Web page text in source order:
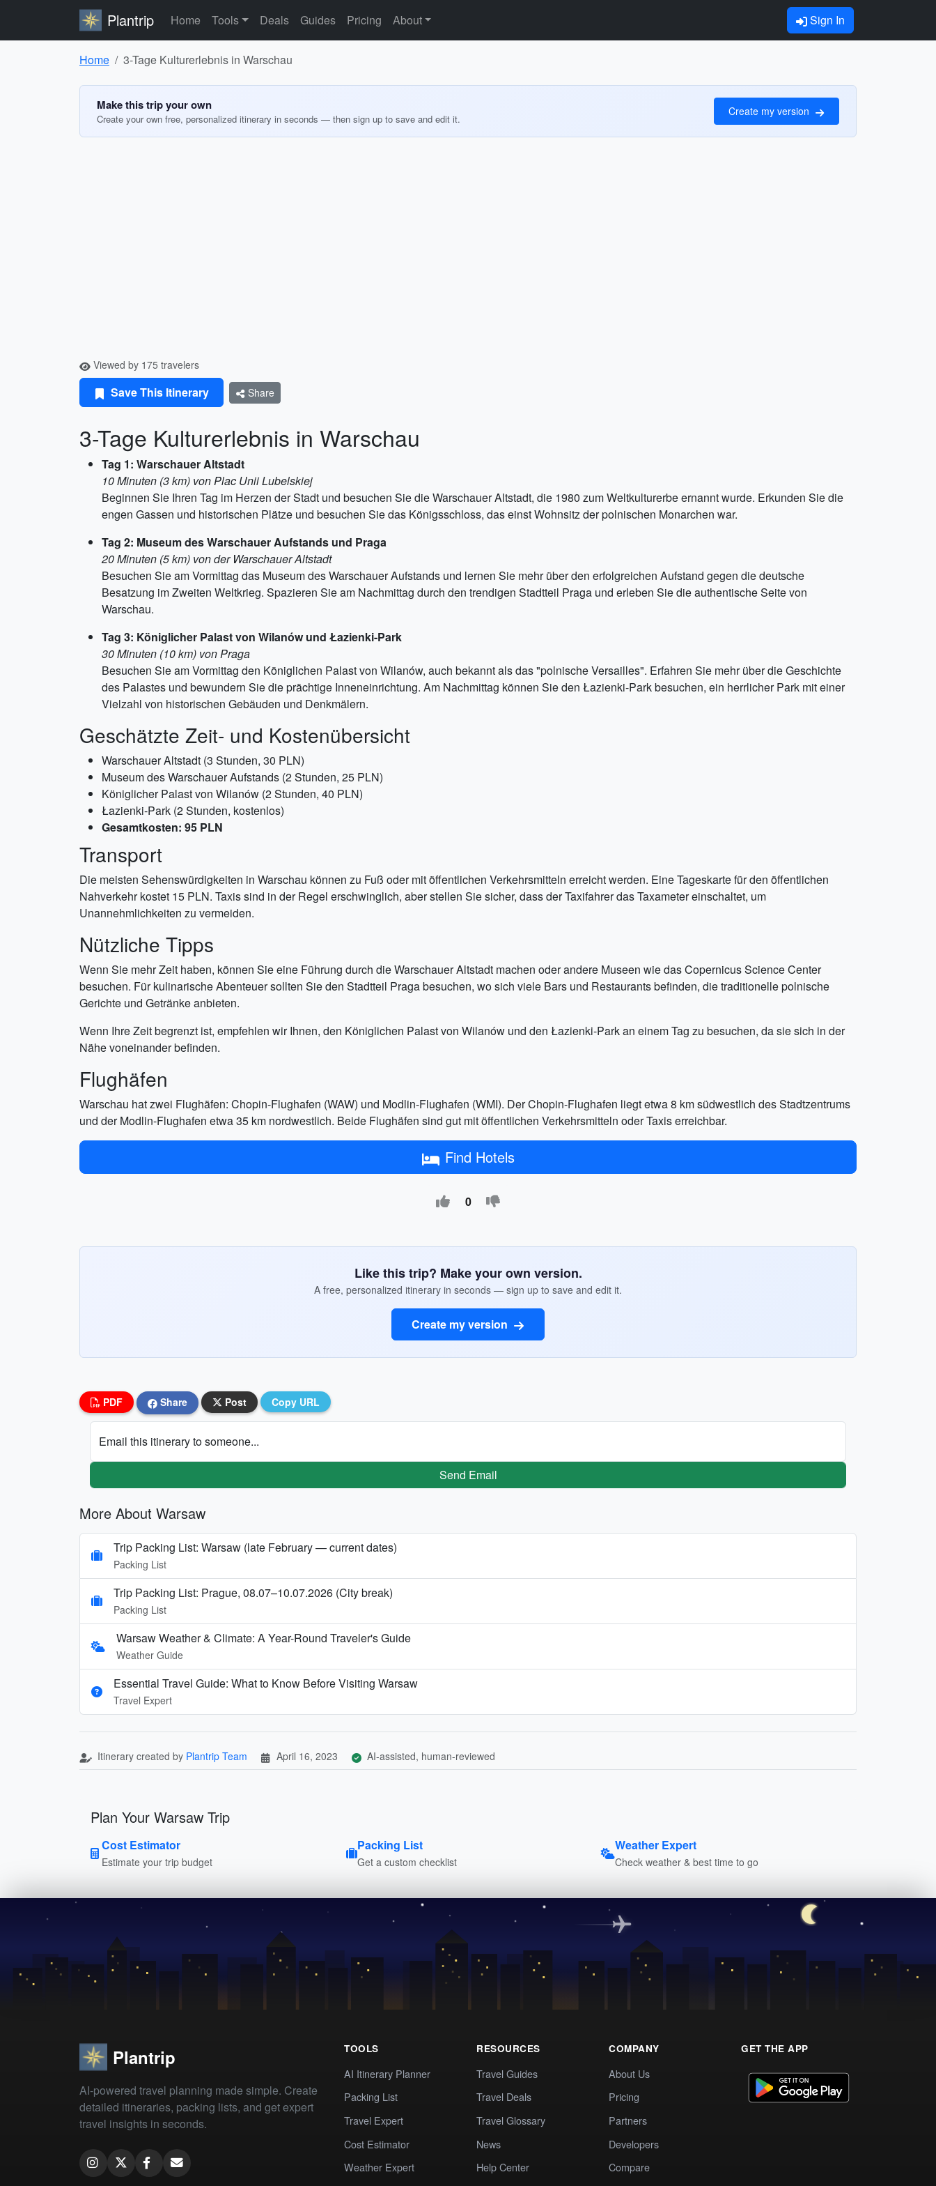
Plantrip Home Tools Deals Guides Pricing About Sign In
Home 3-Tage Kulturerlebnis in Warschau
Make this trip your own
Create your own free, personalized itinerary in seconds — then sign up to save and edit it.
Create my version
Viewed by 175 travelers
Save This Itinerary Share
3-Tage Kulturerlebnis in Warschau
Tag 1: Warschauer Altstadt
10 Minuten (3 km) von Plac Unii Lubelskiej
Beginnen Sie Ihren Tag im Herzen der Stadt und besuchen Sie die Warschauer Altstadt, die 1980 zum Weltkulturerbe ernannt wurde. Erkunden Sie die
engen Gassen und historischen Plätze und besuchen Sie das Königsschloss, das einst Wohnsitz der polnischen Monarchen war.
Tag 2: Museum des Warschauer Aufstands und Praga
20 Minuten (5 km) von der Warschauer Altstadt
Besuchen Sie am Vormittag das Museum des Warschauer Aufstands und lernen Sie mehr über den erfolgreichen Aufstand gegen die deutsche
Besatzung im Zweiten Weltkrieg. Spazieren Sie am Nachmittag durch den trendigen Stadtteil Praga und erleben Sie die authentische Seite von
Warschau.
Tag 3: Königlicher Palast von Wilanów und Łazienki-Park
30 Minuten (10 km) von Praga
Besuchen Sie am Vormittag den Königlichen Palast von Wilanów, auch bekannt als das "polnische Versailles". Erfahren Sie mehr über die Geschichte
des Palastes und bewundern Sie die prächtige Inneneinrichtung. Am Nachmittag können Sie den Łazienki-Park besuchen, ein herrlicher Park mit einer
Vielzahl von historischen Gebäuden und Denkmälern.
Geschätzte Zeit- und Kostenübersicht
Warschauer Altstadt (3 Stunden, 30 PLN)
Museum des Warschauer Aufstands (2 Stunden, 25 PLN)
Königlicher Palast von Wilanów (2 Stunden, 40 PLN)
Łazienki-Park (2 Stunden, kostenlos)
Gesamtkosten: 95 PLN
Transport
Die meisten Sehenswürdigkeiten in Warschau können zu Fuß oder mit öffentlichen Verkehrsmitteln erreicht werden. Eine Tageskarte für den öffentlichen
Nahverkehr kostet 15 PLN. Taxis sind in der Regel erschwinglich, aber stellen Sie sicher, dass der Taxifahrer das Taxameter einschaltet, um
Unannehmlichkeiten zu vermeiden.
Nützliche Tipps
Wenn Sie mehr Zeit haben, können Sie eine Führung durch die Warschauer Altstadt machen oder andere Museen wie das Copernicus Science Center
besuchen. Für kulinarische Abenteuer sollten Sie den Stadtteil Praga besuchen, wo sich viele Bars und Restaurants befinden, die traditionelle polnische
Gerichte und Getränke anbieten.
Wenn Ihre Zeit begrenzt ist, empfehlen wir Ihnen, den Königlichen Palast von Wilanów und den Łazienki-Park an einem Tag zu besuchen, da sie sich in der
Nähe voneinander befinden.
Flughäfen
Warschau hat zwei Flughäfen: Chopin-Flughafen (WAW) und Modlin-Flughafen (WMI). Der Chopin-Flughafen liegt etwa 8 km südwestlich des Stadtzentrums
und der Modlin-Flughafen etwa 35 km nordwestlich. Beide Flughäfen sind gut mit öffentlichen Verkehrsmitteln oder Taxis erreichbar.
Find Hotels
0
Like this trip? Make your own version.
A free, personalized itinerary in seconds — sign up to save and edit it.
Create my version
PDF Share Post Copy URL
Email this itinerary to someone...
Send Email
More About Warsaw
Trip Packing List: Warsaw (late February — current dates)
Packing List
Trip Packing List: Prague, 08.07–10.07.2026 (City break)
Packing List
Warsaw Weather & Climate: A Year-Round Traveler's Guide
Weather Guide
Essential Travel Guide: What to Know Before Visiting Warsaw
Travel Expert
Itinerary created by Plantrip Team April 16, 2023 AI-assisted, human-reviewed
Plan Your Warsaw Trip
Cost Estimator
Estimate your trip budget
Packing List
Get a custom checklist
Weather Expert
Check weather & best time to go
Plantrip
AI-powered travel planning made simple. Create
detailed itineraries, packing lists, and get expert
travel insights in seconds.
TOOLS
AI Itinerary Planner
Packing List
Travel Expert
Cost Estimator
Weather Expert
RESOURCES
Travel Guides
Travel Deals
Travel Glossary
News
Help Center
COMPANY
About Us
Pricing
Partners
Developers
Compare
GET THE APP